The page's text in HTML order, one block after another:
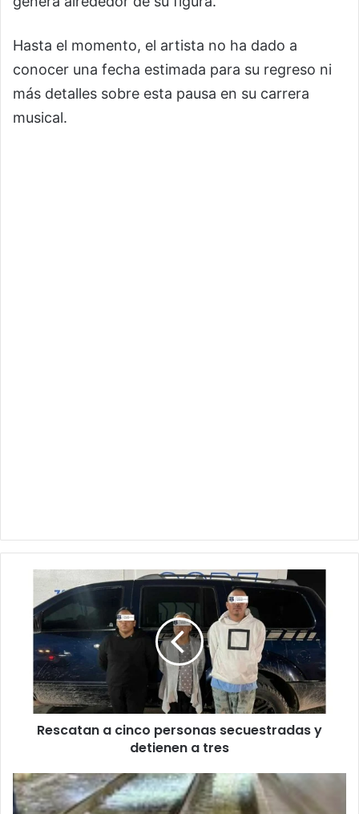
Hasta el momento, el artista no ha dado a
conocer una fecha estimada para su regreso ni
más detalles sobre esta pausa en su carrera
musical.
Rescatan
cinco
personas
secuestradas
detienen
Rescatan a cinco personas secuestradas y
detienen a tres
Muere
en